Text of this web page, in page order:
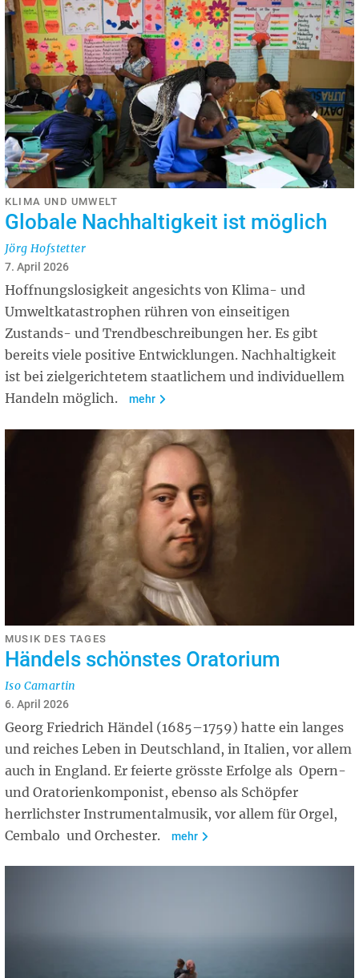
KLIMA UND UMWELT
Globale Nachhaltigkeit ist möglich
Jörg Hofstetter
7. April 2026
Hoffnungslosigkeit angesichts von Klima- und
Umweltkatastrophen rühren von einseitigen
Zustands- und Trendbeschreibungen her. Es gibt
bereits viele positive Entwicklungen. Nachhaltigkeit
ist bei zielgerichtetem staatlichem und individuellem
Handeln möglich.
mehr
MUSIK DES TAGES
Händels schönstes Oratorium
Iso Camartin
6. April 2026
Georg Friedrich Händel (1685–1759) hatte ein langes
und reiches Leben in Deutschland, in Italien, vor allem
auch in England. Er feierte grösste Erfolge als Opern-
und Oratorienkomponist, ebenso als Schöpfer
herrlichster Instrumentalmusik, vor allem für Orgel,
Cembalo und Orchester.
mehr